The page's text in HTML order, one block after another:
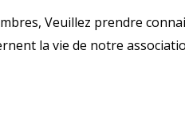
Veuillez prendre
la vie de notre